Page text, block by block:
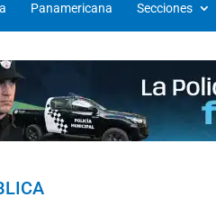
Panamericana Secciones